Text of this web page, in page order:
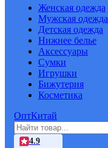
Женская одежда
Мужская одежда
Детская одежда
Нижнее белье
Аксессуары
Сумки
Игрушки
Бижутерия
Косметика
ОптКитай
4.9